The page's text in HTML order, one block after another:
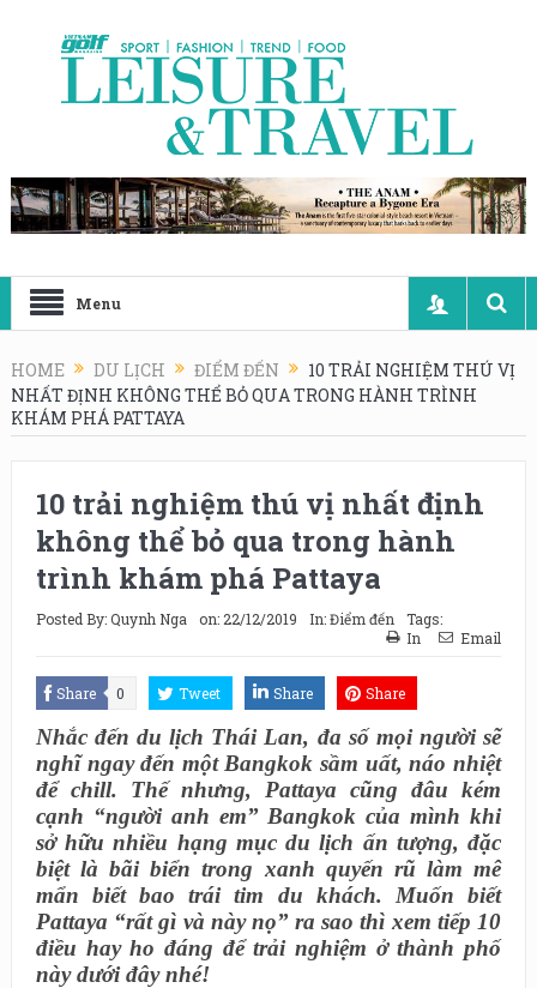
Menu
HOME DU LỊCH ĐIỂM ĐẾN
10 TRẢI NGHIỆM THÚ VỊ
NHẤT ĐỊNH KHÔNG THỂ BỎ QUA TRONG HÀNH TRÌNH
KHÁM PHÁ PATTAYA
10 trải nghiệm thú vị nhất định
không thể bỏ qua trong hành
trình khám phá Pattaya
Posted By:Quynh Nga on: 22/12/2019 In:Điểm đến
Tags:
In
Email
Share 0 Tweet Share Share
Nhắc đến du lịch Thái Lan, đa số mọi người sẽ
nghĩ ngay đến một Bangkok sầm uất, náo nhiệt
để chill. Thế nhưng, Pattaya cũng đâu kém
cạnh “người anh em” Bangkok của mình khi
sở hữu nhiều hạng mục du lịch ấn tượng, đặc
biệt là bãi biển trong xanh quyến rũ làm mê
mẩn biết bao trái tim du khách. Muốn biết
Pattaya “rất gì và này nọ” ra sao thì xem tiếp 10
điều hay ho đáng để trải nghiệm ở thành phố
này dưới đây nhé!